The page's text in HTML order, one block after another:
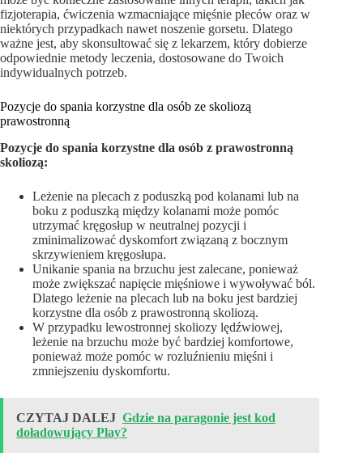
fizjoterapia, ćwiczenia wzmacniające mięśnie pleców oraz w
niektórych przypadkach nawet noszenie gorsetu. Dlatego
ważne jest, aby skonsultować się z lekarzem, który dobierze
odpowiednie metody leczenia, dostosowane do Twoich
indywidualnych potrzeb.
Pozycje do spania korzystne dla osób ze skoliozą
prawostronną
Pozycje do spania korzystne dla osób z prawostronną
skoliozą:
Leżenie na plecach z poduszką pod kolanami lub na
boku z poduszką między kolanami może pomóc
utrzymać kręgosłup w neutralnej pozycji i
zminimalizować dyskomfort związaną z bocznym
skrzywieniem kręgosłupa.
Unikanie spania na brzuchu jest zalecane, ponieważ
może zwiększać napięcie mięśniowe i wywoływać ból.
Dlatego leżenie na plecach lub na boku jest bardziej
korzystne dla osób z prawostronną skoliozą.
W przypadku lewostronnej skoliozy lędźwiowej,
leżenie na brzuchu może być bardziej komfortowe,
ponieważ może pomóc w rozluźnieniu mięśni i
zmniejszeniu dyskomfortu.
CZYTAJ DALEJ Gdzie na paragonie jest kod
doładowujący Play?